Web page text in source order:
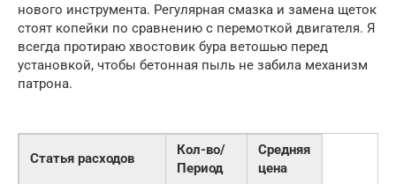
нового инструмента. Регулярная смазка и замена щеток
стоят копейки по сравнению с перемоткой двигателя. Я
всегда протираю хвостовик бура ветошью перед
установкой, чтобы бетонная пыль не забила механизм
патрона.
Статья расходов
Кол-во/
Период
Средняя
цена